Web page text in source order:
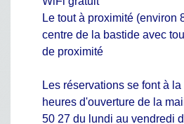
Le tout à proximité (environ
centre de la bastide avec
de proximité
Les réservations se font à
heures d'ouverture de la
50 27 du lundi au vendredi